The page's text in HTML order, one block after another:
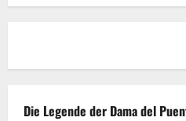
Die Legende der Dama del